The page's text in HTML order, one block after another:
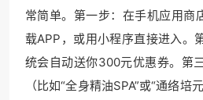
常简单。第一步：在手机应用商
载APP，或用小程序直接进入。
统会自动送你300元优惠券。第
（比如“全身精油SPA”或“通络培